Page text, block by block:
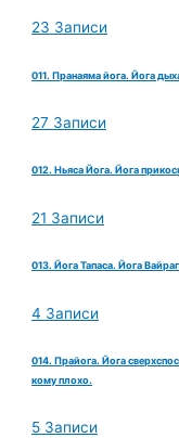
23 Записи
011. Пранаяма йога. Йога
27 Записи
012. Ньяса Йога. Йога
21 Записи
013. Йога Тапаса. Йога
4 Записи
014. Прайога. Йога
кому плохо.
5 Записи